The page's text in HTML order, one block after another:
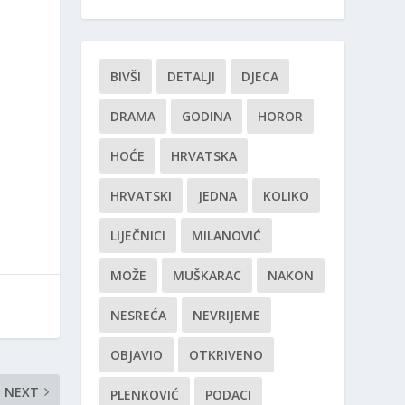
NEXT
BIVŠI DETALJI DJECA
DRAMA GODINA HOROR
HOĆE HRVATSKA
HRVATSKI JEDNA KOLIKO
LIJEČNICI MILANOVIĆ
MOŽE MUŠKARAC NAKON
NESREĆA NEVRIJEME
OBJAVIO OTKRIVENO
PLENKOVIĆ PODACI